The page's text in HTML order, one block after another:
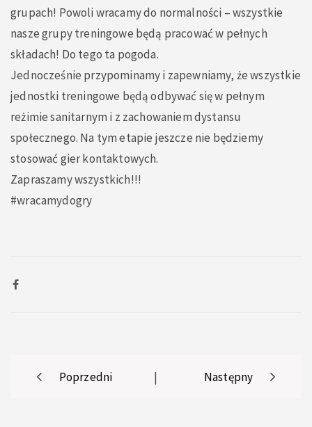
grupach! Powoli wracamy do normalności – wszystkie
nasze grupy treningowe będą pracować w pełnych
składach! Do tego ta pogoda.
Jednocześnie przypominamy i zapewniamy, że wszystkie
jednostki treningowe będą odbywać się w pełnym
reżimie sanitarnym i z zachowaniem dystansu
społecznego. Na tym etapie jeszcze nie będziemy
stosować gier kontaktowych.
Zapraszamy wszystkich!!!
#wracamydogry
PostPoprzedni | Następny